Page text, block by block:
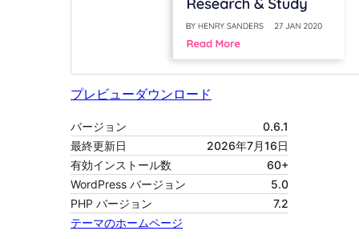
プレビューダウンロード
バージョン
0.6.1
最終更新日
2026年7月16日
有効インストール数
60+
WordPress バージョン
5.0
PHP バージョン
7.2
テーマのホームページ